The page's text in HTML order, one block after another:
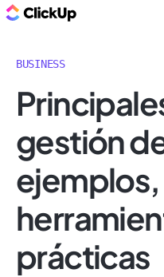
BUSINESS
gestión
ejemplos,
prácticas